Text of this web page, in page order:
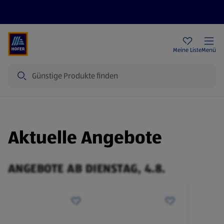
Meine ListeMenü
Aktuelle Angebote
ANGEBOTE AB DIENSTAG, 4.8.